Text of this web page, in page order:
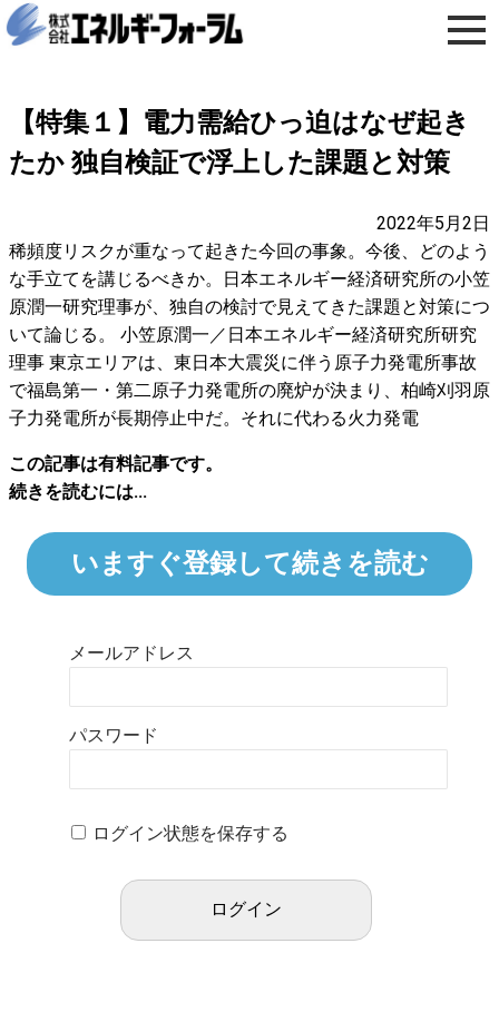
【特集１】電力需給ひっ迫はなぜ起き
たか 独自検証で浮上した課題と対策
2022年5月2日
稀頻度リスクが重なって起きた今回の事象。今後、どのよう
な手立てを講じるべきか。日本エネルギー経済研究所の小笠
原潤一研究理事が、独自の検討で見えてきた課題と対策につ
いて論じる。 小笠原潤一／日本エネルギー経済研究所研究
理事 東京エリアは、東日本大震災に伴う原子力発電所事故
で福島第一・第二原子力発電所の廃炉が決まり、柏崎刈羽原
子力発電所が長期停止中だ。それに代わる火力発電
この記事は有料記事です。
続きを読むには...
いますぐ登録して続きを読む
メールアドレス
パスワード
ログイン状態を保存する